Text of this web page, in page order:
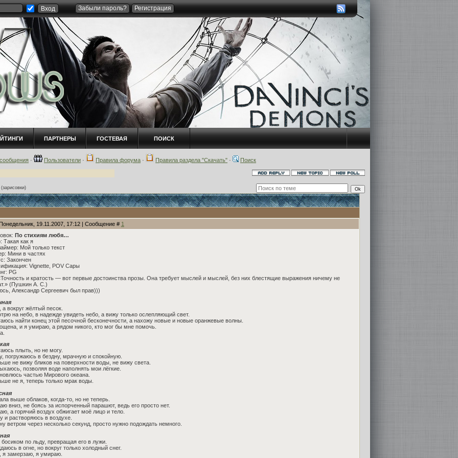
Забыли пароль? Регистрация
ПАРТНЕРЫ ГОСТЕВАЯ ПОИСК
· Пользователи · Правила форума · Правила раздела "Скачать" · Поиск
(зарисовки)
19.11.2007, 17:12 | Сообщение # 1
По стихиям любя…
Такая как я
Мой только текст
Мини в частях
Закончен
Vignette, POV Сары
PG
и кратость — вот первые достоинства прозы. Она требует мыслей и мыслей, без них блестящие выражения ничему не
(Пушкин А. С.)
Александр Сергеевич был прав)))
а вокруг жёлтый песок.
на небо, в надежде увидеть небо, а вижу только ослепляющий свет.
найти конец этой песочной бесконечности, а нахожу новые и новые оранжевые волны.
и я умираю, а рядом никого, кто мог бы мне помочь.
плыть, но не могу.
погружаюсь в бездну, мрачную и спокойную.
не вижу бликов на поверхности воды, не вижу света.
позволяя воде наполнять мои лёгкие.
частью Мирового океана.
не я, теперь только мрак воды.
выше облаков, когда-то, но не теперь.
вниз, не боясь за испорченный парашют, ведь его просто нет.
а горячий воздух обжигает моё лицо и тело.
и растворяюсь в воздухе.
ветром через несколько секунд, просто нужно подождать немного.
по льду, превращая его в лужи.
в огне, но вокруг только холодный снег.
я замерзаю, я умираю.